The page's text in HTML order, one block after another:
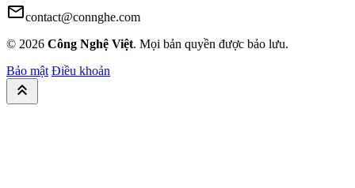
mailcontact@connghe.com
© 2026 Công Nghệ Việt. Mọi bản quyền được bảo lưu.
Bảo mật Điều khoản
keyboard_double_arrow_up